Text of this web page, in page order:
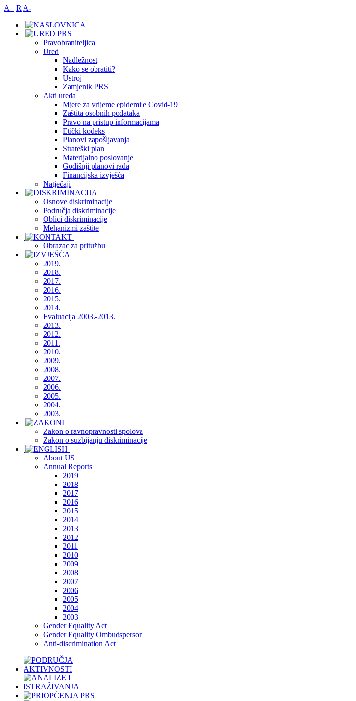
A+ R A-
Pravobraniteljica
Ured
Nadležnost
Kako se obratiti?
Ustroj
Zamjenik PRS
Akti ureda
Mjere za vrijeme epidemije Covid-19
Zaštita osobnih podataka
Pravo na pristup informacijama
Etički kodeks
Planovi zapošljavanja
Strateški plan
Materijalno poslovanje
Godišnji planovi rada
Financijska izvješća
Natječaji
Osnove diskriminacije
Područja diskriminacije
Oblici diskriminacije
Mehanizmi zaštite
Obrazac za pritužbu
2019.
2018.
2017.
2016.
2015.
2014.
Evaluacija 2003.-2013.
2013.
2012.
2011.
2010.
2009.
2008.
2007.
2006.
2005.
2004.
2003.
Zakon o ravnopravnosti spolova
Zakon o suzbijanju diskriminacije
About US
Annual Reports
2019
2018
2017
2016
2015
2014
2013
2012
2011
2010
2009
2008
2007
2006
2005
2004
2003
Gender Equality Act
Gender Equality Ombudsperson
Anti-discrimination Act